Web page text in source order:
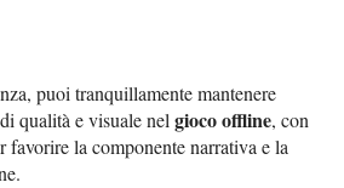
puoi tranquillamente mantenere
qualità e visuale nelgioco offline, con
la componente narrativa e la